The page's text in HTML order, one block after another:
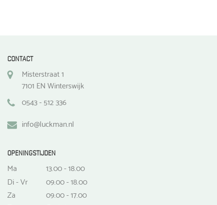
CONTACT
Misterstraat 1
7101 EN Winterswijk
0543 - 512 336
info@luckman.nl
OPENINGSTIJDEN
Ma
13.00 - 18.00
Di - Vr
09.00 - 18.00
Za
09.00 - 17.00